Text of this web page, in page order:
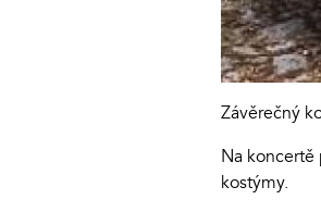
Závěrečný
Na
kostýmy.